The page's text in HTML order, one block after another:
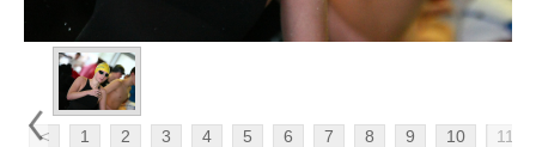
< 1 2 3 4 5 6 7 8 9 10 11